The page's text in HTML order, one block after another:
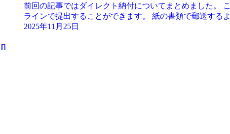
前回の記事ではダイレクト納付についてまとめました。
ラインで提出することができます。 紙の書類で郵送する
2025年11月25日